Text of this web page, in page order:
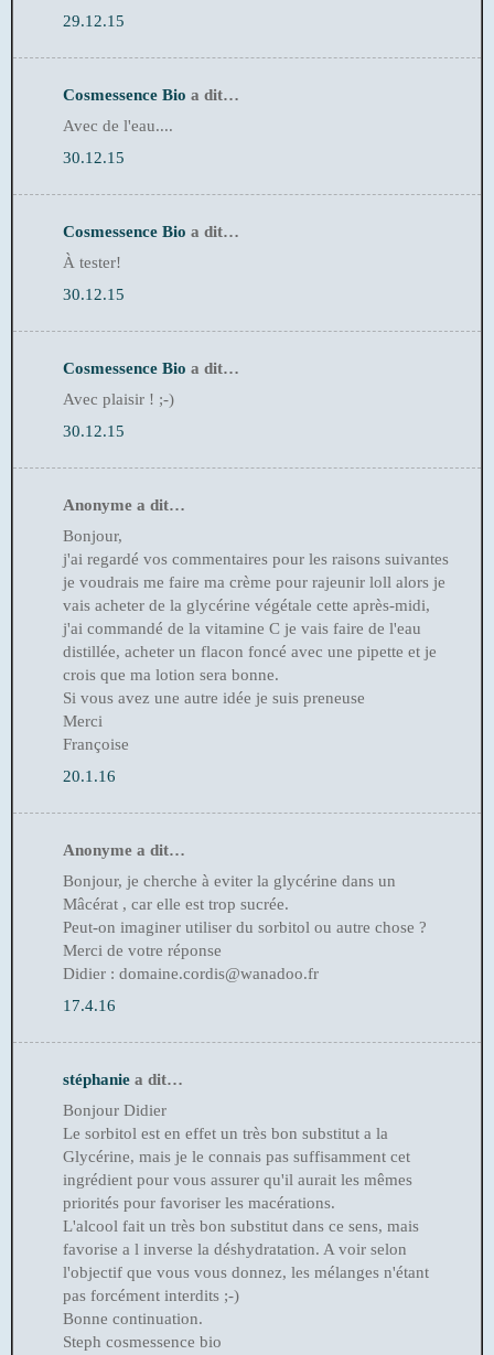
29.12.15
Cosmessence Bio a dit…
Avec de l'eau....
30.12.15
Cosmessence Bio a dit…
À tester!
30.12.15
Cosmessence Bio a dit…
Avec plaisir ! ;-)
30.12.15
Anonyme a dit…
Bonjour,
j'ai regardé vos commentaires pour les raisons suivantes
je voudrais me faire ma crème pour rajeunir loll alors je
vais acheter de la glycérine végétale cette après-midi,
j'ai commandé de la vitamine C je vais faire de l'eau
distillée, acheter un flacon foncé avec une pipette et je
crois que ma lotion sera bonne.
Si vous avez une autre idée je suis preneuse
Merci
Françoise
20.1.16
Anonyme a dit…
Bonjour, je cherche à eviter la glycérine dans un
Mâcérat , car elle est trop sucrée.
Peut-on imaginer utiliser du sorbitol ou autre chose ?
Merci de votre réponse
Didier : domaine.cordis@wanadoo.fr
17.4.16
stéphanie a dit…
Bonjour Didier
Le sorbitol est en effet un très bon substitut a la
Glycérine, mais je le connais pas suffisamment cet
ingrédient pour vous assurer qu'il aurait les mêmes
priorités pour favoriser les macérations.
L'alcool fait un très bon substitut dans ce sens, mais
favorise a l inverse la déshydratation. A voir selon
l'objectif que vous vous donnez, les mélanges n'étant
pas forcément interdits ;-)
Bonne continuation.
Steph cosmessence bio